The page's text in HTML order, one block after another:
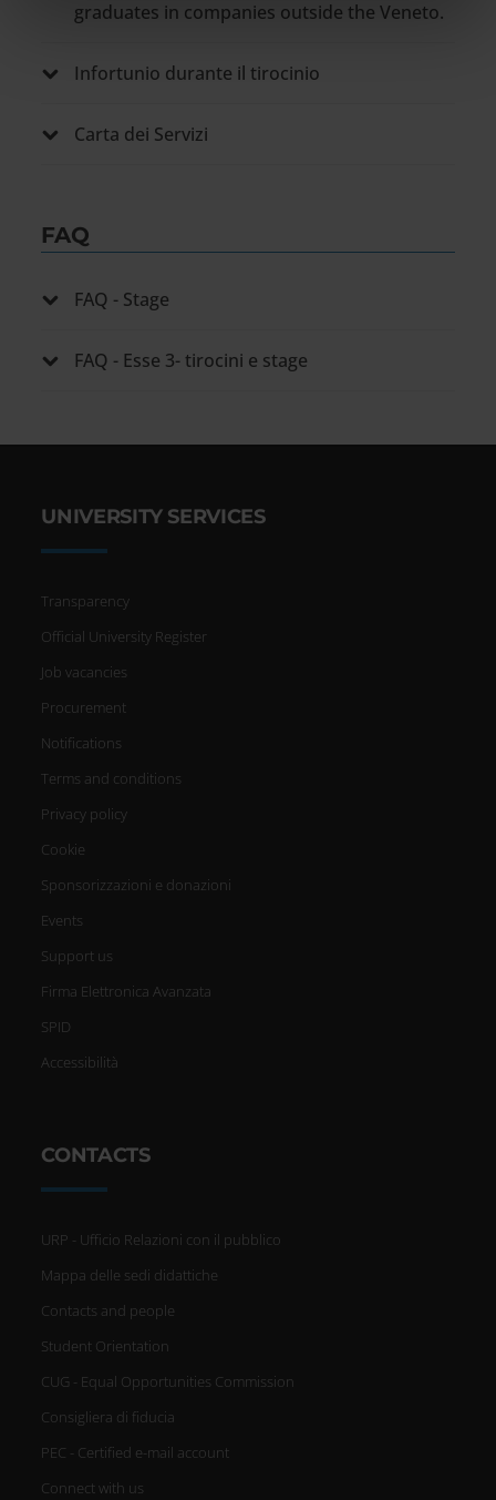
nostri partner che si occupano di analisi dei dati web,
con altre informazioni che hai fornito loro o che hanno
graduates in companies outside the Veneto.
Infortunio durante il tirocinio
Carta dei Servizi
FAQ
FAQ - Stage
FAQ - Esse 3- tirocini e stage
UNIVERSITY SERVICES
Transparency
Official University Register
Job vacancies
Procurement
Notifications
Terms and conditions
Privacy policy
Cookie
Sponsorizzazioni e donazioni
Events
Support us
Firma Elettronica Avanzata
SPID
Accessibilità
CONTACTS
URP - Ufficio Relazioni con il pubblico
Mappa delle sedi didattiche
Contacts and people
Student Orientation
CUG - Equal Opportunities Commission
Consigliera di fiducia
PEC - Certified e-mail account
Connect with us